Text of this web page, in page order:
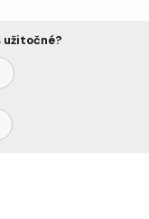
užitočné?